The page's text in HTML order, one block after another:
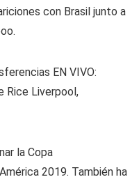
con Brasil junto a
EN VIVO:
Rice Liverpool,
la Copa
2019. También ha